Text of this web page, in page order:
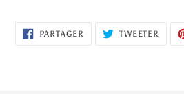
PARTAGER PARTAGERTWEETER